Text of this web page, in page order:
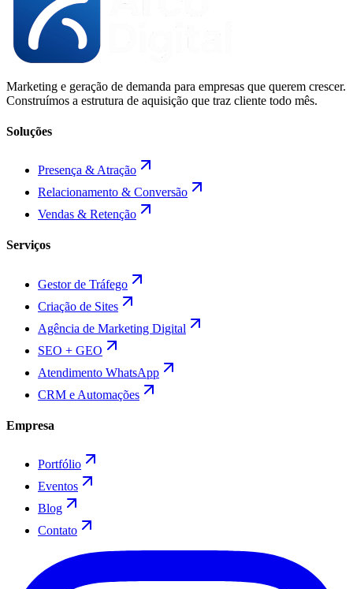
Marketing e geração de demanda para empresas que querem crescer.
Construímos a estrutura de aquisição que traz cliente todo mês.
Soluções
Presença & Atração
Relacionamento & Conversão
Vendas & Retenção
Serviços
Gestor de Tráfego
Criação de Sites
Agência de Marketing Digital
SEO + GEO
Atendimento WhatsApp
CRM e Automações
Empresa
Portfólio
Eventos
Blog
Contato